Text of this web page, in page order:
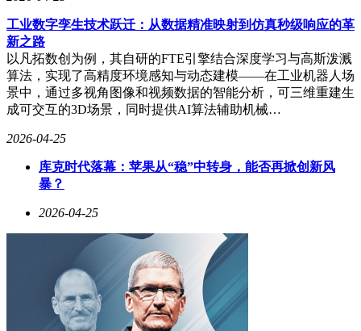
工业数字孪生技术跃迁：从数据精准映射到仿真秒级响应的革
新之路
以凡拓数创为例，其自研的FTE引擎结合深度学习与高斯泼溅
算法，实现了高精度环境感知与动态建模——在工业机器人场
景中，通过多视角图像和视频数据的智能分析，可三维重建生
成可交互的3D场景，同时提供AI算法辅助机械…
2026-04-25
库克时代落幕：苹果从“稳”中转身，能否再掀创新风
暴？
2026-04-25